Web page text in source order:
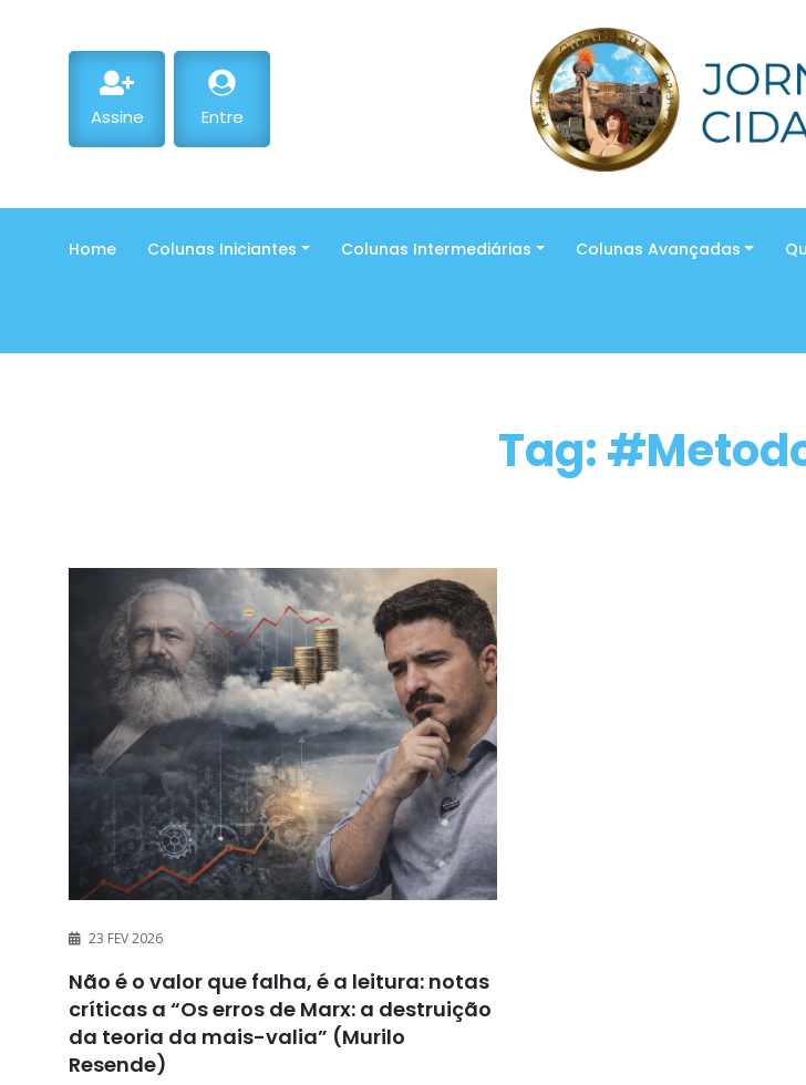
Assine Entre
Home Colunas Iniciantes Colunas Intermediárias Colunas Avançadas
Tag:
23 FEV 2026
Não é o valor que falha, é a leitura: notas
críticas a “Os erros de Marx: a destruição
da teoria da mais-valia” (Murilo
Resende)